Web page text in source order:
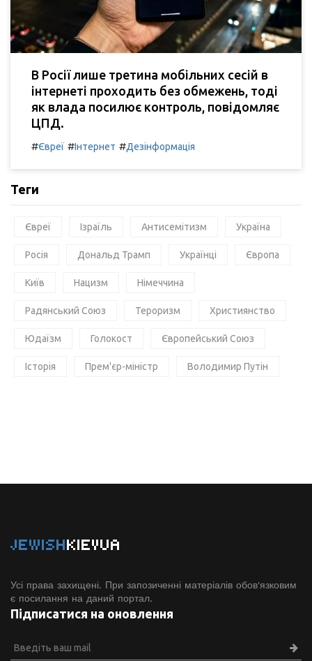
В Росії лише третина мобільних сесій в
інтернеті проходить без обмежень, тоді
як влада посилює контроль, повідомляє
ЦПД.
#Євреї #Інтернет #Дезінформація
Теги
Євреї Ізраїль Антисемітизм Україна
Росія Дональд Трамп Українці Європа
Київ Нацизм Німеччина
Радянський Союз Тероризм Християнство
Юдаїзм Голокост Європейський Союз
Історія Прем'єр-міністр Володимир Путін
JEWISHKIEVUA
Усі права захищені. При запозиченні матеріалів обов'язковим
є посилання на даний портал.
Підписатися на оновлення